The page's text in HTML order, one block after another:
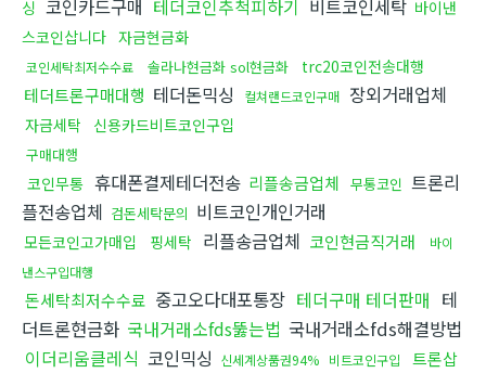
싱 코인카드구매 테더코인추척피하기 비트코인세탁 바이낸
스코인삽니다 자금현금화
코인세탁최저수수료 솔라나현금화 sol현금화 trc20코인전송대행
테더트론구매대행 테더돈믹싱 컬쳐랜드코인구매 장외거래업체
자금세탁 신용카드비트코인구입
구매대행
코인무통 휴대폰결제테더전송 리플송금업체 무통코인 트론리
플전송업체 검돈세탁문의 비트코인개인거래
모든코인고가매입 핑세탁 리플송금업체 코인현금직거래
바이
낸스구입대행
돈세탁최저수수료 중고오다대포통장 테더구매 테더판매 테
더트론현금화 국내거래소fds뚫는법 국내거래소fds해결방법
이더리움클레식 코인믹싱 신세계상품권94% 비트코인구입
트론삽